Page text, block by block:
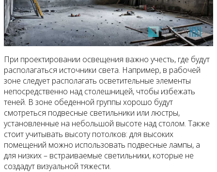
При проектировании освещения важно учесть, где будут
располагаться источники света. Например, в рабочей
зоне следует располагать осветительные элементы
непосредственно над столешницей, чтобы избежать
теней. В зоне обеденной группы хорошо будут
смотреться подвесные светильники или люстры,
установленные на небольшой высоте над столом. Также
стоит учитывать высоту потолков: для высоких
помещений можно использовать подвесные лампы, а
для низких – встраиваемые светильники, которые не
создадут визуальной тяжести.